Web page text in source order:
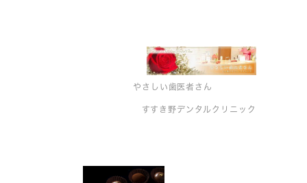
やさしい歯医者さん
すすき野デンタルクリニック